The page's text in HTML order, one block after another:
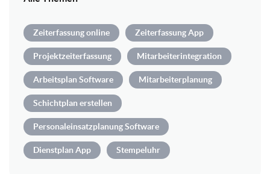
Zeiterfassung online Zeiterfassung App
Projektzeiterfassung Mitarbeiterintegration
Arbeitsplan Software Mitarbeiterplanung
Schichtplan erstellen
Personaleinsatzplanung Software
Dienstplan App Stempeluhr